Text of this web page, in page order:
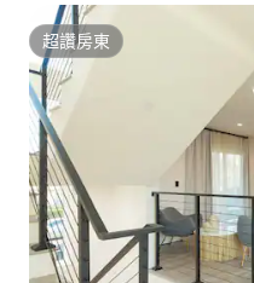
超讚房東
超讚房東